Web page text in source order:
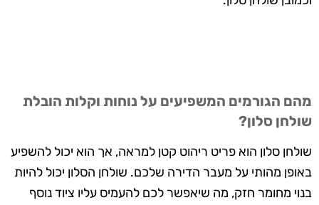
מהם הגורמים המשפיעים על נוחות וקלות הובלת
שולחן סלון?
שולחן סלון הוא פריט ריהוט קטן למראה, אך הוא יכול להשפיע
באופן מהותי על מעבר הדירה שלכם. שולחן הסלון יכול להיות
בנוי מחומר חזק, מה שיאפשר לכם להעמיס עליו ציוד נוסף